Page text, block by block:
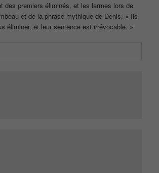
des premiers éliminés, et les larmes lors de
et de la phrase mythique de Denis, « Ils
éliminer, et leur sentence est irrévocable. »